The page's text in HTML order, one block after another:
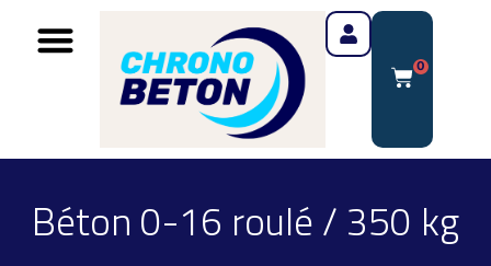
0
Béton 0-16 roulé / 350 kg